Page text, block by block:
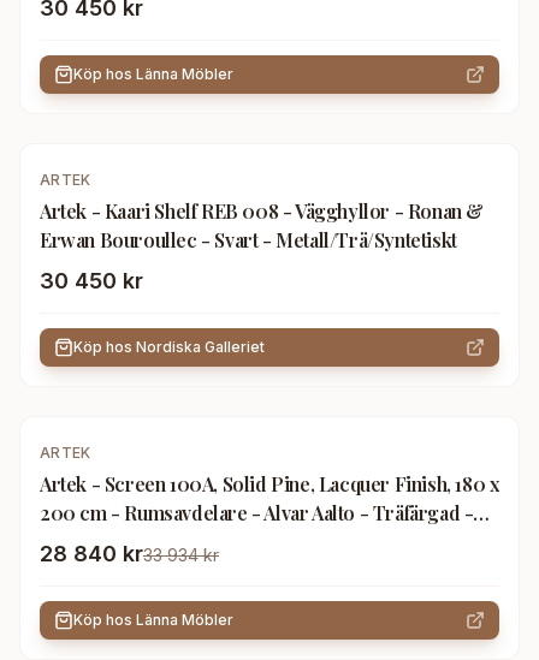
30 450 kr
Köp hos Länna Möbler
ARTEK
Artek - Kaari Shelf REB 008 - Vägghyllor - Ronan &
Erwan Bouroullec - Svart - Metall/Trä/Syntetiskt
30 450 kr
Köp hos Nordiska Galleriet
-15%
ARTEK
Artek - Screen 100A, Solid Pine, Lacquer Finish, 180 x
200 cm - Rumsavdelare - Alvar Aalto - Träfärgad -
Trä
28 840 kr33 934 kr
Köp hos Länna Möbler